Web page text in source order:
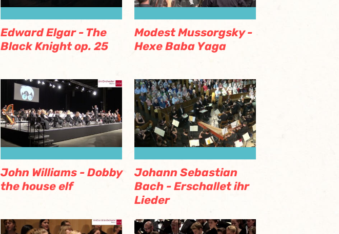
Edward Elgar - The
Black Knight op. 25
Modest Mussorgsky -
Hexe Baba Yaga
John Williams - Dobby
the house elf
Johann Sebastian
Bach - Erschallet ihr
Lieder